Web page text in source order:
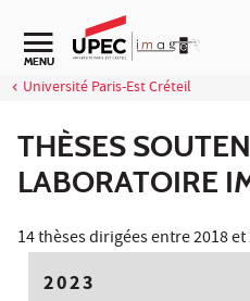
Aller au contenu
Navigation secondaire
MENU
Université Paris-Est Créteil
THÈSES
LABORATOIRE
14 thèses dirigées entre 2018
2023